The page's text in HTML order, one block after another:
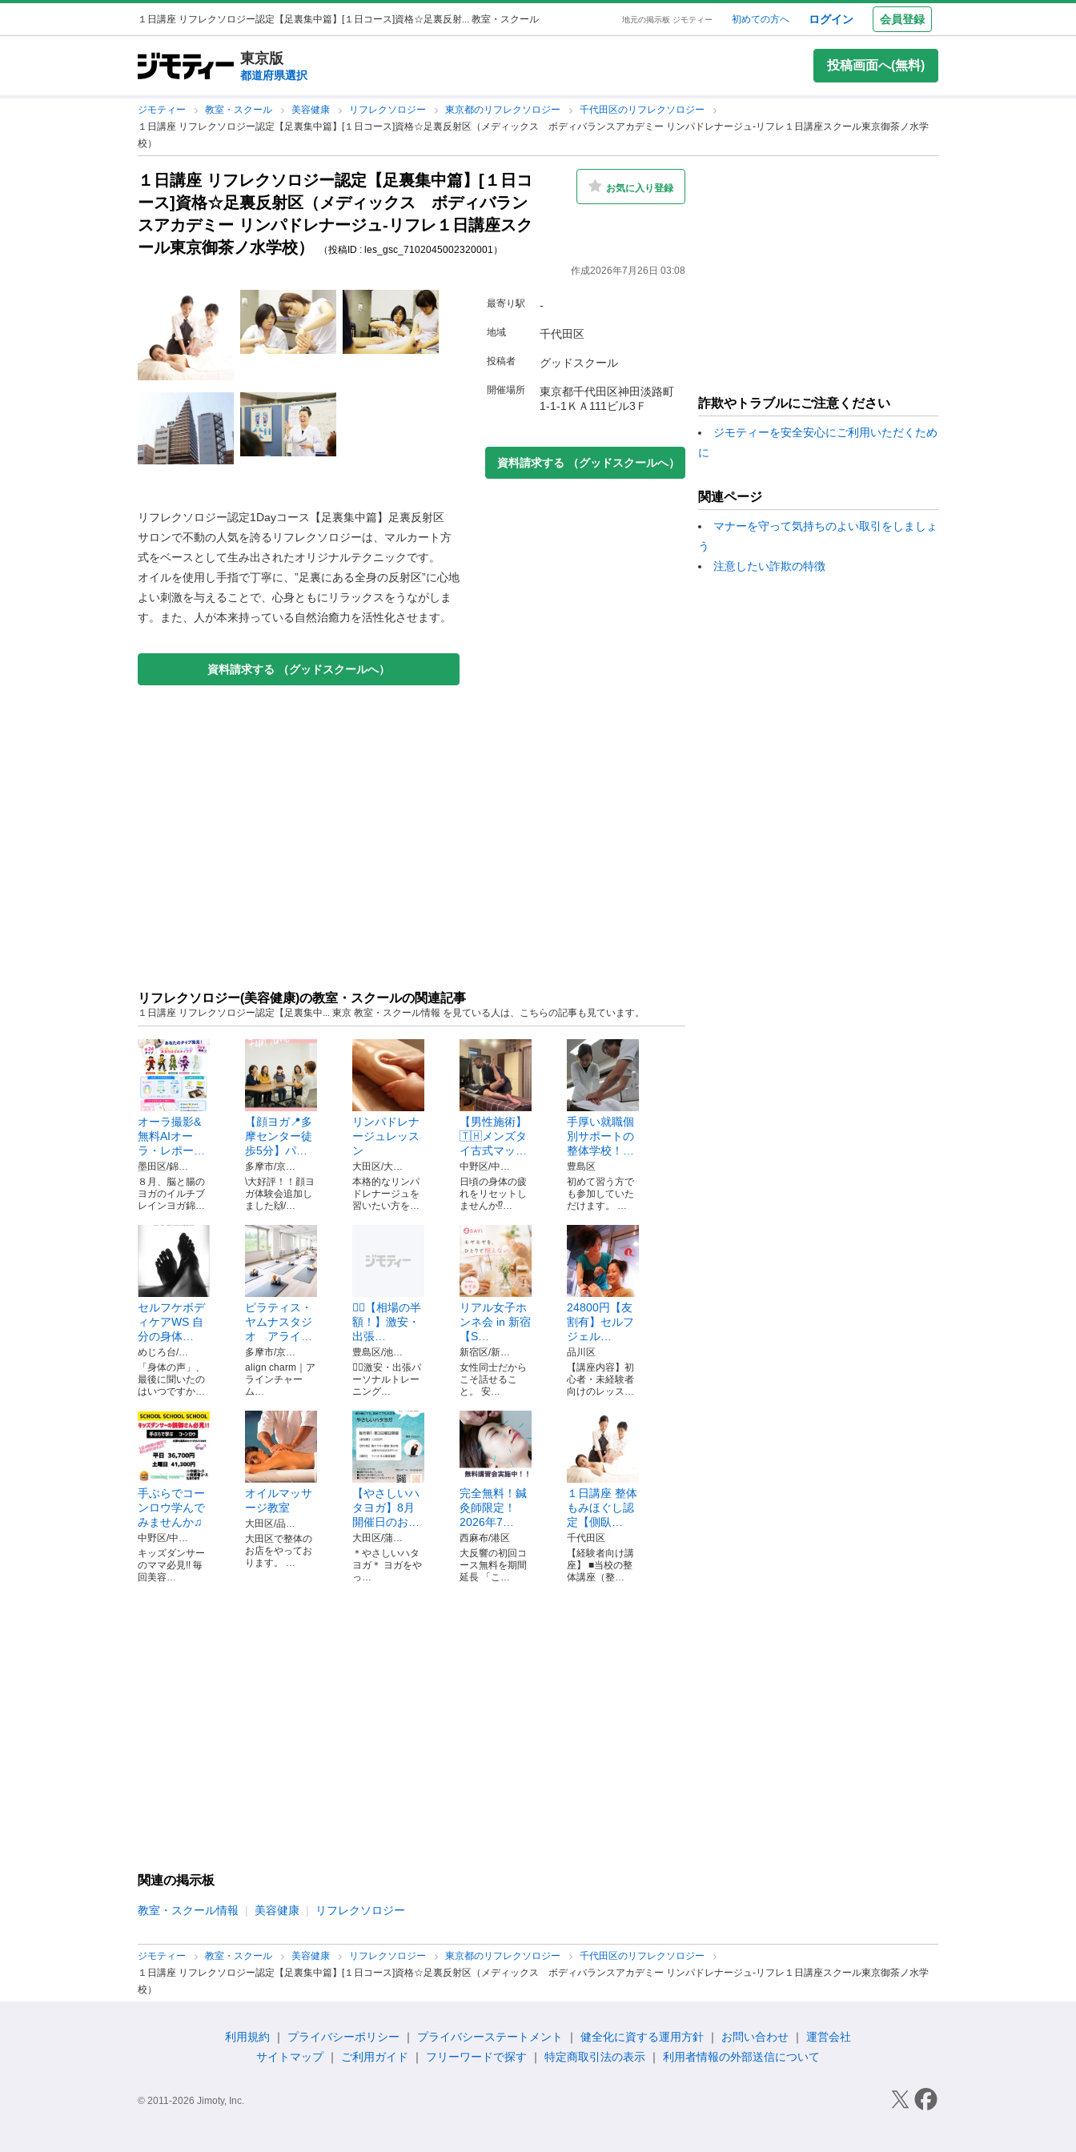
１日講座 リフレクソロジー認定【足裏集中篇】[１日コース]資格☆足裏反射... 教室・スクール 地元の掲示板 ジモティー 初めての方へ ログイン 会員登録
東京版
都道府県選択
投稿画面へ(無料)
ジモティー 教室・スクール 美容健康 リフレクソロジー 東京都のリフレクソロジー
千代田区のリフレクソロジー
１日講座 リフレクソロジー認定【足裏集中篇】[１日コース]資格☆足裏反射区（メディックス ボディバランスアカデミー リンパドレナージュ-リフレ１日講座スクール東京御茶ノ水学
校）
１日講座 リフレクソロジー認定【足裏集中篇】[１日コ
ース]資格☆足裏反射区（メディックス ボディバラン
スアカデミー リンパドレナージュ-リフレ１日講座スク
ール東京御茶ノ水学校）
（投稿ID : les_gsc_7102045002320001）
お気に入り登録
作成2026年7月26日 03:08
リフレクソロジー認定1Dayコース【足裏集中篇】足裏反射区
サロンで不動の人気を誇るリフレクソロジーは、マルカート方
式をベースとして生み出されたオリジナルテクニックです。
オイルを使用し手指で丁寧に、”足裏にある全身の反射区”に心地
よい刺激を与えることで、心身ともにリラックスをうながしま
す。また、人が本来持っている自然治癒力を活性化させます。
資料請求する （グッドスクールへ）
最寄り駅 -
地域 千代田区
投稿者 グッドスクール
開催場所
東京都千代田区神田淡路町
1-1-1ＫＡ111ビル3Ｆ
資料請求する （グッドスクールへ）
リフレクソロジー(美容健康)の教室・スクールの関連記事
１日講座 リフレクソロジー認定【足裏集中... 東京 教室・スクール情報 を見ている人は、こちらの記事も見ています。
オーラ撮影&
無料AIオー
ラ・レポー…
墨田区/錦…
８月、脳と腸の
ヨガのイルチブ
レインヨガ錦…
【顔ヨガ📍多
摩センター徒
歩5分】パ…
多摩市/京…
\大好評！！顔ヨ
ガ体験会追加し
ました🙌/…
リンパドレナ
ージュレッス
ン
大田区/大…
本格的なリンパ
ドレナージュを
習いたい方を…
【男性施術】
🇹🇭メンズタ
イ古式マッ…
中野区/中…
日頃の身体の疲
れをリセットし
ませんか⁉️…
手厚い就職個
別サポートの
整体学校！…
豊島区
初めて習う方で
も参加していた
だけます。 …
セルフケボデ
ィケアWS 自
分の身体…
めじろ台/…
「身体の声」、
最後に聞いたの
はいつですか…
ピラティス・
ヤムナスタジ
オ アライ…
多摩市/京…
align charm｜ア
ラインチャー
ム…
🚶‍♂️【相場の半
額！】激安・
出張…
豊島区/池…
🚶‍♂️激安・出張パ
ーソナルトレー
ニング…
リアル女子ホ
ンネ会 in 新宿
【S…
新宿区/新…
女性同士だから
こそ話せるこ
と。 安…
24800円【友
割有】セルフ
ジェル…
品川区
【講座内容】初
心者・未経験者
向けのレッス…
手ぶらでコー
ンロウ学んで
みませんか♫
中野区/中…
キッズダンサー
のママ必見!! 毎
回美容…
オイルマッサ
ージ教室
大田区/品…
大田区で整体の
お店をやってお
ります。 …
【やさしいハ
タヨガ】8月
開催日のお…
大田区/蒲…
＊やさしいハタ
ヨガ＊ ヨガをや
っ…
完全無料！鍼
灸師限定！
2026年7…
西麻布/港区
大反響の初回コ
ース無料を期間
延長 「こ…
１日講座 整体
もみほぐし認
定【側臥…
千代田区
【経験者向け講
座】 ■当校の整
体講座（整…
関連の掲示板
教室・スクール情報 美容健康 リフレクソロジー
詐欺やトラブルにご注意ください
ジモティーを安全安心にご利用いただくため
に
関連ページ
マナーを守って気持ちのよい取引をしましょ
う
注意したい詐欺の特徴
ジモティー 教室・スクール 美容健康 リフレクソロジー 東京都のリフレクソロジー
千代田区のリフレクソロジー
１日講座 リフレクソロジー認定【足裏集中篇】[１日コース]資格☆足裏反射区（メディックス ボディバランスアカデミー リンパドレナージュ-リフレ１日講座スクール東京御茶ノ水学
校）
利用規約 プライバシーポリシー プライバシーステートメント 健全化に資する運用方針 お問い合わせ
運営会社
サイトマップ
ご利用ガイド フリーワードで探す 特定商取引法の表示 利用者情報の外部送信について
© 2011-2026 Jimoty, Inc.